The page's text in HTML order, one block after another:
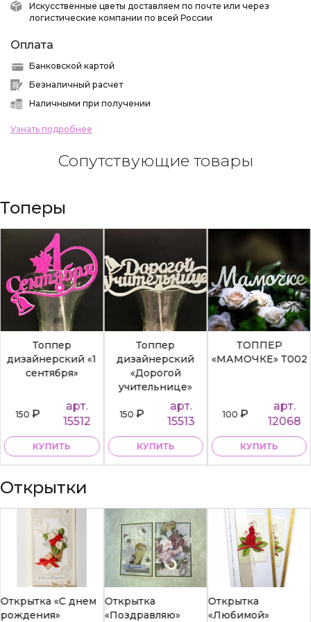
Искусственные цветы доставляем по почте или через
логистические компании по всей России
Оплата
Банковской картой
Безналичный расчет
Наличными при получении
Узнать подробнее
Сопутствующие товары
Топеры
Топпер
дизайнерский «1
сентября»
150₽
арт.
15512
КУПИТЬ
Топпер
дизайнерский
«Дорогой
учительнице»
150₽
арт.
15513
КУПИТЬ
ТОППЕР
«МАМОЧКЕ» Т002
100₽
арт.
12068
КУПИТЬ
Открытки
Открытка «С днем
рождения»
Открытка
«Поздравляю»
Открытка
«Любимой»